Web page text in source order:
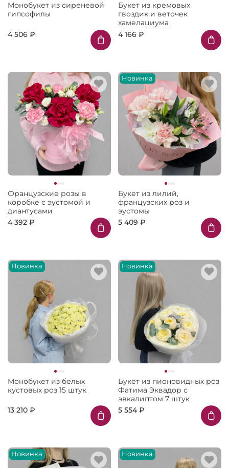
Монобукет из сиреневой
гипсофилы
4 506 ₽
Букет из кремовых
гвоздик и веточек
хамелациума
4 166 ₽
Французские розы в
коробке с эустомой и
диантусами
4 392 ₽
Новинка
Букет из лилий,
французских роз и
эустомы
5 409 ₽
Новинка
Монобукет из белых
кустовых роз 15 штук
13 210 ₽
Новинка
Букет из пионовидных роз
Фатима Эквадор с
эвкалиптом 7 штук
5 554 ₽
Новинка Новинка